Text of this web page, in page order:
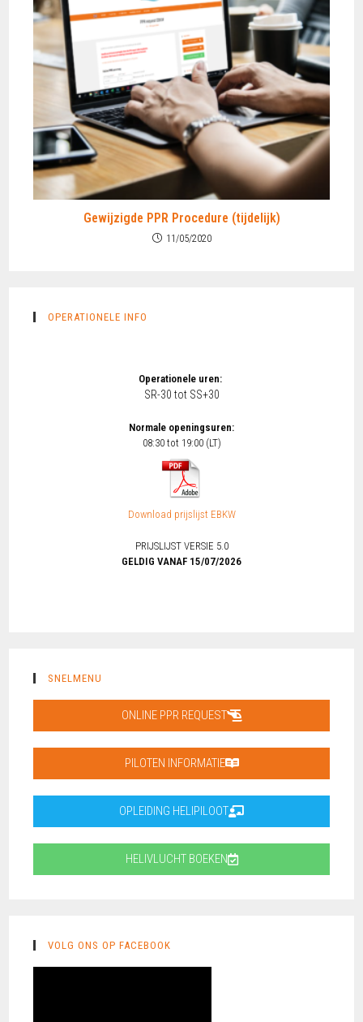
Gewijzigde PPR Procedure (tijdelijk)
11/05/2020
OPERATIONELE INFO
Operationele uren:
SR-30 tot SS+30
Normale openingsuren:
08:30 tot 19:00 (LT)
Download prijslijst EBKW
PRIJSLIJST VERSIE 5.0
GELDIG VANAF 15/07/2026
SNELMENU
ONLINE PPR REQUEST
PILOTEN INFORMATIE
OPLEIDING HELIPILOOT
HELIVLUCHT BOEKEN
VOLG ONS OP FACEBOOK